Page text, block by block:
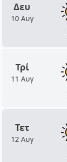
Δευ
10 Αυγ
Τρί
11 Αυγ
Τετ
12 Αυγ